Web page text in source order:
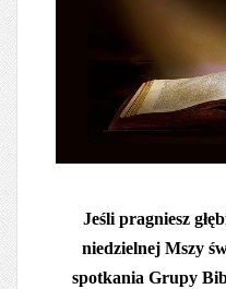
Jeśli pragniesz
niedzielnej Mszy
spotkania Grupy